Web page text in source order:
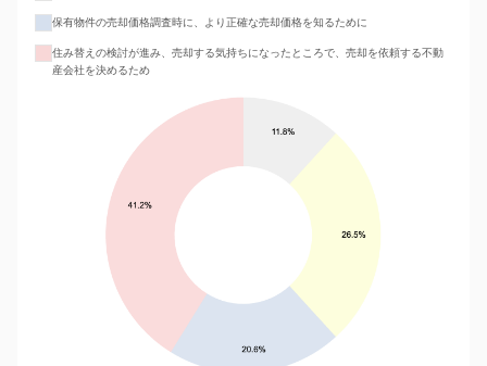
保有物件の売却価格調査時に、より正確な売却価格を知るために
住み替えの検討が進み、売却する気持ちになったところで、売却を依頼する不動
産会社を決めるため